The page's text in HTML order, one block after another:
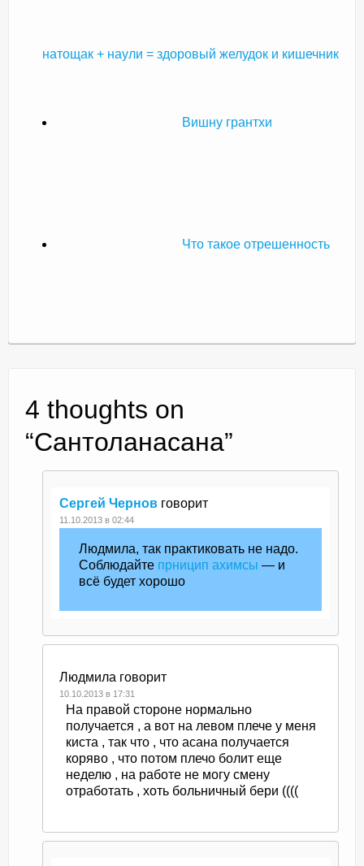
натощак + наули = здоровый желудок и кишечник
Вишну грантхи
Что такое отрешенность
4 thoughts on
“Сантоланасана”
Сергей Чернов говорит
11.10.2013 в 02:44
Людмила, так практиковать не надо.
Соблюдайте прницип ахимсы — и
всё будет хорошо
Людмила говорит
10.10.2013 в 17:31
На правой стороне нормально
получается , а вот на левом плече у меня
киста , так что , что асана получается
коряво , что потом плечо болит еще
неделю , на работе не могу смену
отработать , хоть больничный бери ((((